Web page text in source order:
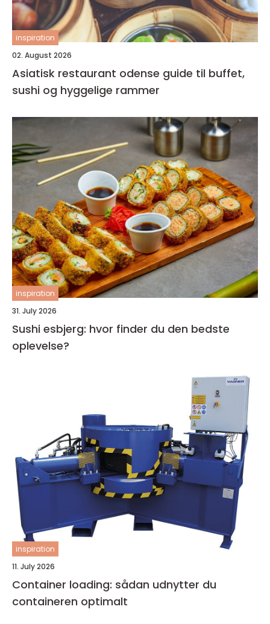
inspiration
02. August 2026
Asiatisk restaurant odense guide til buffet,
sushi og hyggelige rammer
inspiration
31. July 2026
Sushi esbjerg: hvor finder du den bedste
oplevelse?
inspiration
11. July 2026
Container loading: sådan udnytter du
containeren optimalt